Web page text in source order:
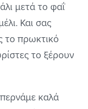
μετά το φαΐ
Και σας
πρωκτικό
το ξέρουν
καλά